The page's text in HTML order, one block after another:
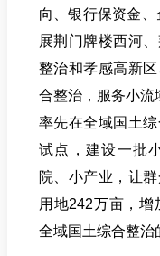
向、银行保资金
展荆门牌楼西河
整治和孝感高新
合整治，服务小流
率先在全域国土
试点，建设一批
院、小产业，让
用地242万亩，增
全域国土综合整治